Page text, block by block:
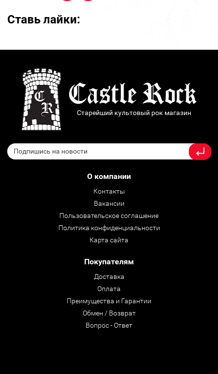
Ставь лайки:
Старейший культовый рок магазин
О компании
Контакты
Вакансии
Пользовательское соглашение
Политика конфиденциальности
Карта сайта
Покупателям
Доставка
Оплата
Преимущества и Гарантии
Обмен / Возврат
Вопрос - Ответ